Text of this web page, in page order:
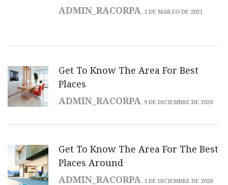
ADMIN_RACORPA, 1 DE MARZO DE 2021
Get To Know The Area For Best
Places
ADMIN_RACORPA, 9 DE DICIEMBRE DE 2020
Get To Know The Area For The Best
Places Around
ADMIN_RACORPA, 1 DE DICIEMBRE DE 2020